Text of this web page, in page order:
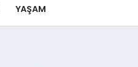
YAŞAM